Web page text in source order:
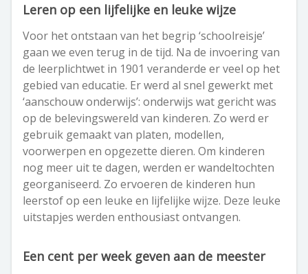
Leren op een lijfelijke en leuke wijze
Voor het ontstaan van het begrip ‘schoolreisje’
gaan we even terug in de tijd. Na de invoering van
de leerplichtwet in 1901 veranderde er veel op het
gebied van educatie. Er werd al snel gewerkt met
‘aanschouw onderwijs’: onderwijs wat gericht was
op de belevingswereld van kinderen. Zo werd er
gebruik gemaakt van platen, modellen,
voorwerpen en opgezette dieren. Om kinderen
nog meer uit te dagen, werden er wandeltochten
georganiseerd. Zo ervoeren de kinderen hun
leerstof op een leuke en lijfelijke wijze. Deze leuke
uitstapjes werden enthousiast ontvangen.
Een cent per week geven aan de meester